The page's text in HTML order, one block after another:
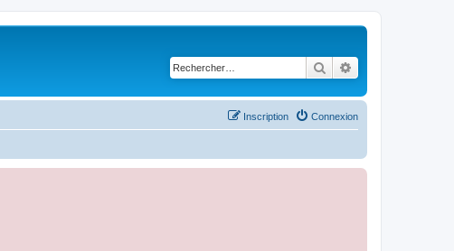
Rechercher
Connexion
Inscription